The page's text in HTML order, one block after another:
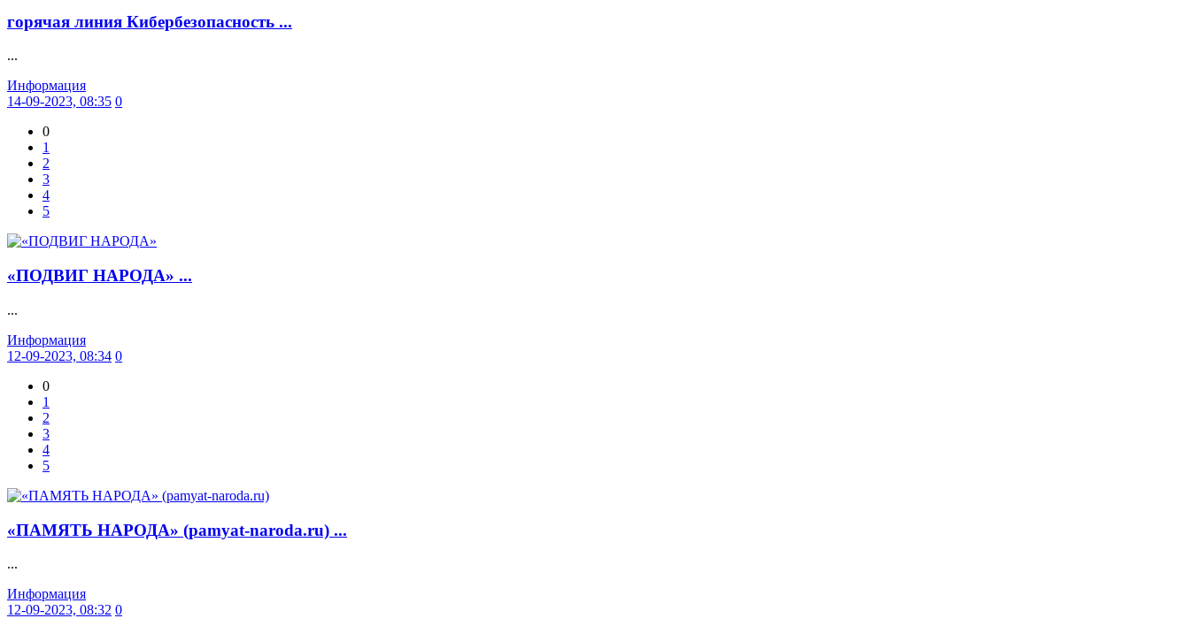
горячая линия Кибербезопасность ...
...
Информация
14-09-2023, 08:35 0
0
1
2
3
4
5
«ПОДВИГ НАРОДА» ...
...
Информация
12-09-2023, 08:34 0
0
1
2
3
4
5
«ПАМЯТЬ НАРОДА» (pamyat-naroda.ru) ...
...
Информация
12-09-2023, 08:32 0